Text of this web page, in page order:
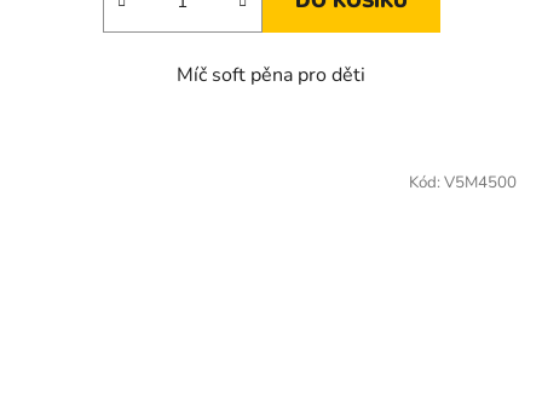
Míč soft pěna pro děti
Kód: V5M4500